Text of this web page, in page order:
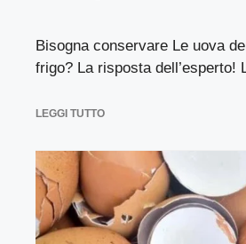
Bisogna conservare Le uova
frigo? La risposta dell’esperto!
LEGGI TUTTO